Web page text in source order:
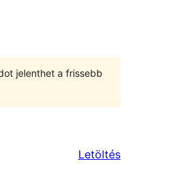
jelenthet a frissebb
Letöltés